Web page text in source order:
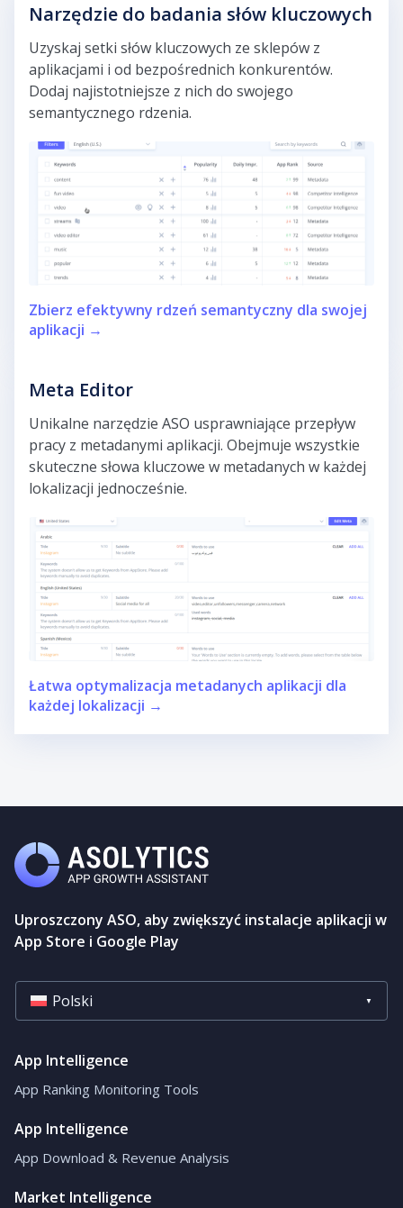
Narzędzie do badania słów kluczowych
Uzyskaj setki słów kluczowych ze sklepów z
aplikacjami i od bezpośrednich konkurentów.
Dodaj najistotniejsze z nich do swojego
semantycznego rdzenia.
Zbierz efektywny rdzeń semantyczny dla swojej
aplikacji →
Meta Editor
Unikalne narzędzie ASO usprawniające przepływ
pracy z metadanymi aplikacji. Obejmuje wszystkie
skuteczne słowa kluczowe w metadanych w każdej
lokalizacji jednocześnie.
Łatwa optymalizacja metadanych aplikacji dla
każdej lokalizacji →
Uproszczony ASO, aby zwiększyć instalacje aplikacji w
App Store i Google Play
Polski
App Intelligence
App Ranking Monitoring Tools
App Intelligence
App Download & Revenue Analysis
Market Intelligence